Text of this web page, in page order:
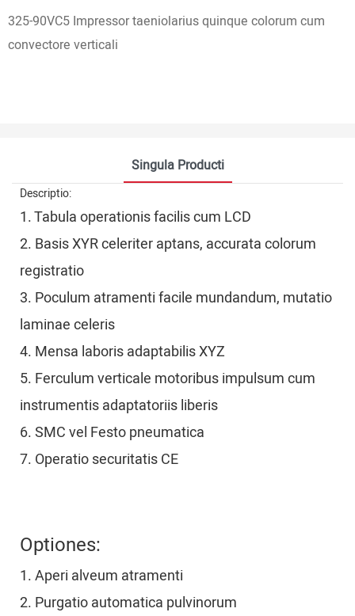
325-90VC5 Impressor taeniolarius quinque colorum cum
convectore verticali
Singula Producti
Descriptio:
1. Tabula operationis facilis cum LCD
2. Basis XYR celeriter aptans, accurata colorum
registratio
3. Poculum atramenti facile mundandum, mutatio
laminae celeris
4. Mensa laboris adaptabilis XYZ
5. Ferculum verticale motoribus impulsum cum
instrumentis adaptatoriis liberis
6. SMC vel Festo pneumatica
7. Operatio securitatis CE
Optiones:
1. Aperi alveum atramenti
2. Purgatio automatica pulvinorum